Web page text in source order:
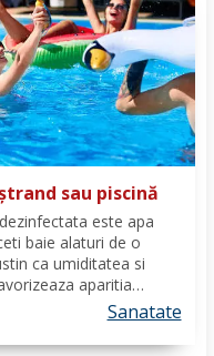
sau piscină
este apa
baie alaturi de o
ca umiditatea si
aparitia
se transmit mult mai
Sanatate